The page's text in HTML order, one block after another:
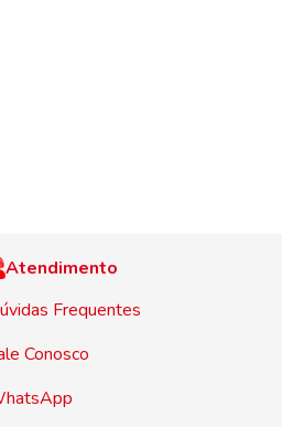
Atendimento
Frequentes
Conosco